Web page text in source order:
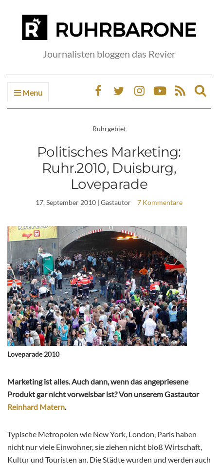
Journalisten bloggen das Revier
Menu
Ruhrgebiet
Politisches Marketing:
Ruhr.2010, Duisburg,
Loveparade
17. September 2010 | Gastautor 7 Kommentare
Loveparade 2010
Marketing ist alles. Auch dann, wenn das angepriesene
Produkt gar nicht vorweisbar ist? Von unserem Gastautor
Reinhard Matern.
Typische Metropolen wie New York, London, Paris haben
nicht nur viele Einwohner, sie ziehen nicht bloß Wirtschaft,
Kultur und Touristen an. Die Städte wurden und werden auch